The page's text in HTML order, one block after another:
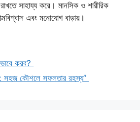
সাহায্য করে। মানসিক ও শারীরিক
এবং মনোযোগ বাড়ায়।
করব?
সহজ কৌশলে সফলতার রহস্য”